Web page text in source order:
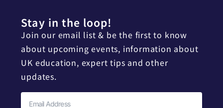
Stay in the loop!
Join our email list & be the first to know
about upcoming events, information about
UK education, expert tips and other
updates.